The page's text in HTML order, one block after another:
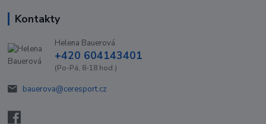
Kontakty
Helena Bauerová
+420 604143401
(Po-Pá, 8-18 hod.)
bauerova@ceresport.cz